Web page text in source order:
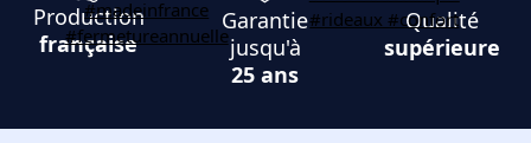
Production
française
Garantie
jusqu'à
25 ans
Qualité
supérieure